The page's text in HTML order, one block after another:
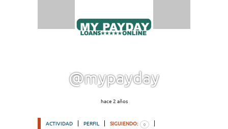
@mypayday
hace 2 años
ACTIVIDAD PERFIL SIGUIENDO: 0